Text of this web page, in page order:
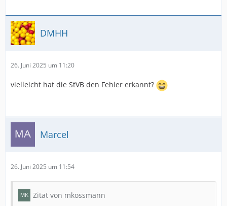
DMHH
26. Juni 2025 um 11:20
vielleicht hat die StVB den Fehler erkannt?
Marcel
26. Juni 2025 um 11:54
Zitat von mkossmann